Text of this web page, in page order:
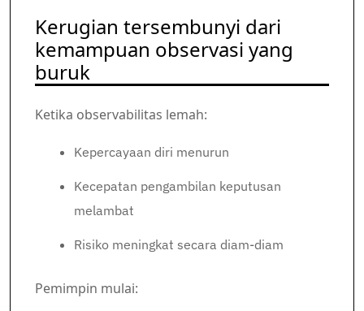
Kerugian tersembunyi dari
kemampuan observasi yang
buruk
Ketika observabilitas lemah:
Kepercayaan diri menurun
Kecepatan pengambilan keputusan
melambat
Risiko meningkat secara diam-diam
Pemimpin mulai: